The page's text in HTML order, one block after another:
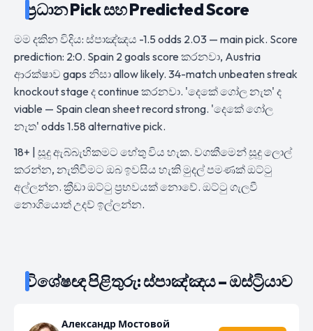
ප්‍රධාන Pick සහ Predicted Score
මම දකින විදිය: ස්පාඤ්ඤය -1.5 odds 2.03 — main pick. Score
prediction: 2:0. Spain 2 goals score කරනවා, Austria
ආරක්ෂාව gaps නිසා allow likely. 34-match unbeaten streak
knockout stage ද continue කරනවා. 'දෙකේ ගෝල නැත' ද
viable — Spain clean sheet record strong. 'දෙකේ ගෝල
නැත' odds 1.58 alternative pick.
18+ | සූදු ඇබ්බැහිකමට හේතු විය හැක. වගකීමෙන් සූදු ලොල්
කරන්න, නැතිවීමට ඔබ ඉවසිය හැකි මුදල් පමණක් ඔට්ටු
අල්ලන්න. ක්‍රීඩා ඔට්ටු ප්‍රභවයක් නොවේ. ඔට්ටු ගැලවී
නොගියොත් උදව් ඉල්ලන්න.
විශේෂඥ පිළිතුරු: ස්පාඤ්ඤය – ඔස්ට්‍රියාව
Александр Мостовой